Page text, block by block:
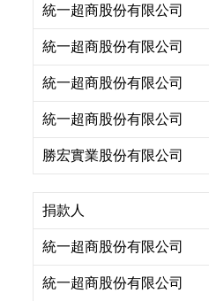
統一超商股份有限公司
統一超商股份有限公司
統一超商股份有限公司
統一超商股份有限公司
勝宏實業股份有限公司
捐款人
統一超商股份有限公司
統一超商股份有限公司